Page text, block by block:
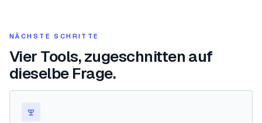
NÄCHSTE SCHRITTE
Vier Tools, zugeschnitten auf
dieselbe Frage.